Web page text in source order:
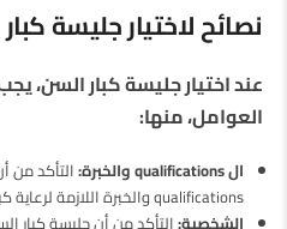
نصائح لاختيار جليسة
عند اختيار جليسة كبار السن،
العوامل، منها:
ال qualifications والخبرة:
التأكد من
qualifications والخبرة اللازمة لرعاية كبار السن.
الشخصية:التأكد من أن جليسة كبار